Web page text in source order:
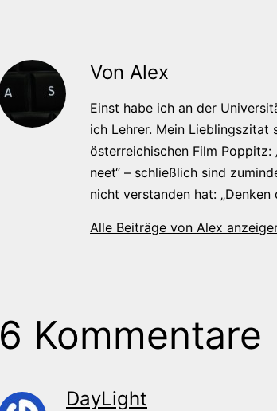
Von Alex
Einst habe ich an der
ich Lehrer. Mein Lieblingszitat
österreichischen Film Poppitz:
neet“ – schließlich sind
nicht verstanden hat:
Alle Beiträge von Alex
6 Kommentare
DayLight